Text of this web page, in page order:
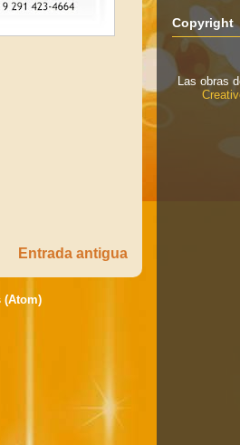
Entrada antigua
(Atom)
Copyright
Las obras